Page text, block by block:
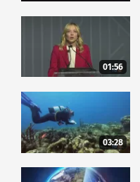
01:56
03:28